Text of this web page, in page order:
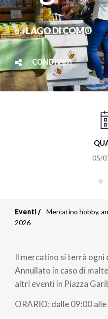
daLAGO DI COMO
CONDIVIDI
05/
Briciole
pane
Eventi
Mercatino hobby,
2026
Il mercatino si terrà ogni
Annullato in caso di
altri eventi in Piazza
ORARIO: dalle 09:00